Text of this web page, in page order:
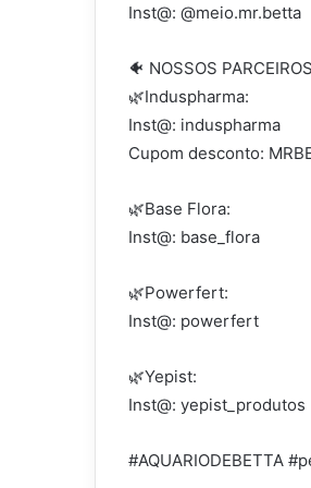
Inst@: @meio.mr.betta
🐠 NOSSOS
🌿Induspharma:
Inst@: induspharma
Cupom desconto:
🌿Base Flora:
Inst@: base_flora
🌿Powerfert:
Inst@: powerfert
🌿Yepist:
Inst@: yepist_produtos
#AQUARIODEBETTA